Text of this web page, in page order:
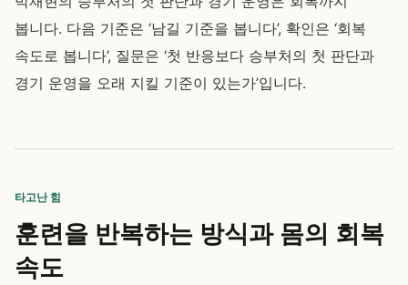
봅니다. 다음 기준은 ‘남길 기준을 봅니다’, 확인은 ‘회복
속도로 봅니다’, 질문은 ‘첫 반응보다 승부처의 첫 판단과
경기 운영을 오래 지킬 기준이 있는가’입니다.
타고난 힘
훈련을 반복하는 방식과 몸의 회복
속도